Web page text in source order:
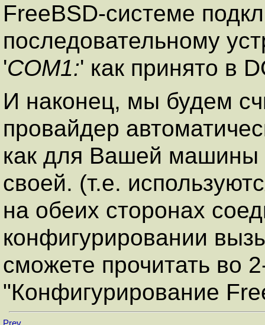
FreeBSD-системе
последовательному
'COM1:' как принято в
И наконец, мы будем
провайдер
как для Вашей машины
своей. (т.е.
на обеих сторонах
конфигурировании
сможете прочитать во
"Конфигурирование